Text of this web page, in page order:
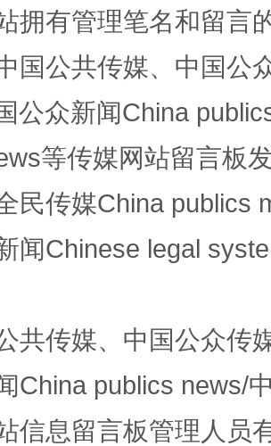
”王建安的艺术幻境
拥有管理笔名和留言
国公共传媒、中国公
公众新闻China
等传媒网站留言板
民传媒China publics
闻Chinese legal
共传媒、中国公众传
China publics news/
信息留言板管理人员